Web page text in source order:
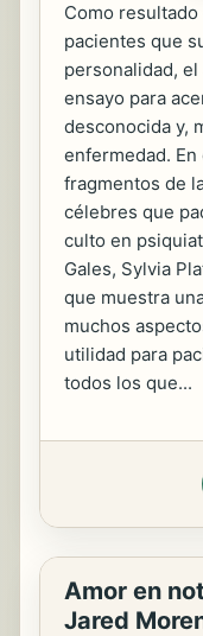
Como
pacientes que
personalidad,
ensayo para
desconocida y,
enfermedad.
fragmentos de
célebres que
culto en
Gales, Sylvia
que muestra
muchos
utilidad para
todos los que...
Amor en
Jared